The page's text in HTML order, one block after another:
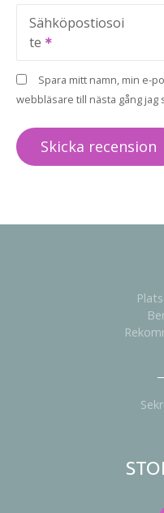
Sähköpostiosoi
te
Spara mitt namn, min e-
webbläsare till nästa gång